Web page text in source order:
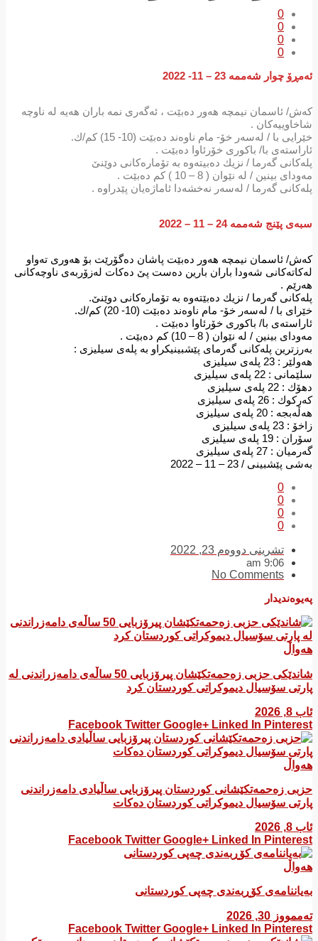
0
0
0
0
ئەمڕۆ چوار شەممە 23 – 11- 2022
كەش/ ئاسمان نیمچە هەور دەبێت ، ئەگەری نمە باران هەیە لە ناوچە
شاخاوییەكان .
خێرایی با / لەسەر خۆ- مام ناوەند دەبێت (10- 15) كم/ك.
ئاراستەی با/ باكوری خۆرئاوا دەبێت .
پلەكانی گەرما / نزیك دەبیتەوە بە تۆمارەكانی دوێنێ
مەودای بینین / لە نێوان ( 8 – 10 ) كم دەبێت .
پلەكانی گەرما / لەسەر نەخشەدا ئاماژەیان پێدراوە .
سبەی پێنج شەممە 24 – 11 – 2022
كەش/ ئاسمان نیمچە هەور دەبێت پاشان دەگۆرێت بۆ هەوری تەواو
لەكاتەكانی شەودا باران بارین دەست پێ دەكات لەزۆربەی ناوچەكانی
هەرێم .
پلەكانی گەرما / نزیك دەبێتەوە بە تۆمارەكانی دوێنێ.
خێرای با / لەسەر خۆ- مام ناوەند دەبێت (10- 20) كم/ك.
ئاراستەی با/ باكوری خۆرئاوا دەبێت .
مەودای بینین / لە نێوان ( 8 – 10) كم دەبێت .
بەرزترین پلەكانی گەرمای پێشبینیكراو بە پلەی سیلیزی :
هەولێر : 23 پلەی سیلیزی
سلێمانی : 22 پلەی سیلیزی
دهۆك : 22 پلەی سیلیزی
كەركوك : 26 پلەی سیلیزی
هەڵەبجە : 20 پلەی سیلیزی
زاخۆ : 23 پلەی سیلیزی
سۆران : 19 پلەی سیلیزی
گەرمیان : 27 پلەی سیلیزی
بەشی پێشبینی / 23 – 11 – 2022
0
0
0
0
تشرینی دووەم 23, 2022
9:06 am
No Comments
پەیوەندیدار
هەواڵ
شاندێکی حزبی زەحمەتکێشان پیرۆزبایی 50 ساڵەی دامەزراندنی لە
پارتی سۆسیال دیموکراتی کوردستان کرد
ئاب 8, 2026
Facebook Twitter Google+ Linked In Pinterest
هەواڵ
​حزبی زەحمەتکێشانی کوردستان پیرۆزبایی ساڵیادی دامەزراندنی
پارتی سۆسیال دیموکراتی کوردستان دەکات
ئاب 8, 2026
Facebook Twitter Google+ Linked In Pinterest
هەواڵ
بەیاننامەی کۆڕبەندی چەپی کوردستانی
تەممووز 30, 2026
Facebook Twitter Google+ Linked In Pinterest